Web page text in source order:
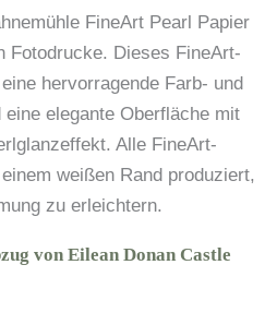
FineArt Pearl Papier
Fotodrucke. Dieses FineArt-
hervorragende Farb- und
eine elegante Oberfläche mit
Alle FineArt-
weißen Rand produziert,
zu erleichtern.
von Eilean Donan Castle